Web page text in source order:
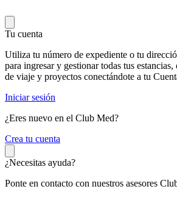
Tu cuenta
Utiliza tu número de expediente o tu
para ingresar y gestionar todas tus
de viaje y proyectos conectándote a tu
Iniciar sesión
¿Eres nuevo en el Club Med?
Crea tu cuenta
¿Necesitas ayuda?
Ponte en contacto con nuestros asesores